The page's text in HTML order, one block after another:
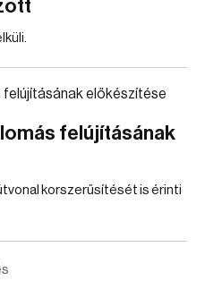
felújításának
korszerűsítését is érinti